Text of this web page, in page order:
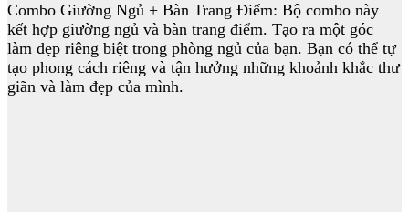
Combo Giường Ngủ + Bàn Trang Điểm: Bộ combo này
kết hợp giường ngủ và bàn trang điểm. Tạo ra một góc
làm đẹp riêng biệt trong phòng ngủ của bạn. Bạn có thể tự
tạo phong cách riêng và tận hưởng những khoảnh khắc thư
giãn và làm đẹp của mình.